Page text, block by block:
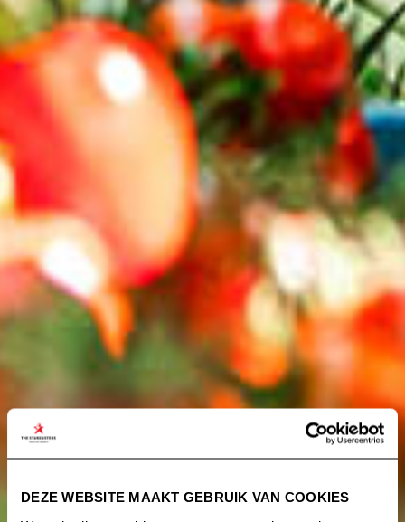
DEZE WEBSITE MAAKT GEBRUIK VAN COOKIES